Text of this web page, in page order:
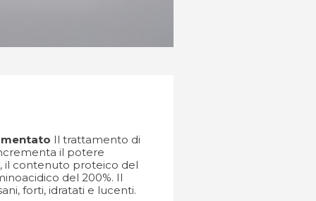
Il trattamento di
il potere
il contenuto proteico del
del 200%. Il
forti, idratati e lucenti.